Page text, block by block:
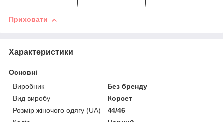
Приховати
Характеристики
Основні
Виробник
Без бренду
Вид виробу
Корсет
Розмір жіночого одягу (UA)
44/46